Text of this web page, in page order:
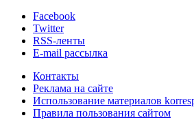
Facebook
Twitter
RSS-ленты
E-mail рассылка
Контакты
Реклама на сайте
Использование материалов
Правила пользования сайтом